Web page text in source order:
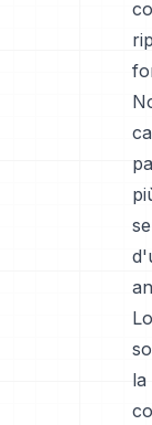
la